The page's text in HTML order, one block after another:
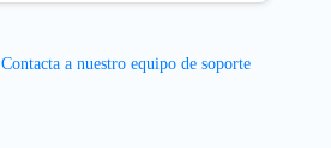
Contacta a nuestro equipo de soporte